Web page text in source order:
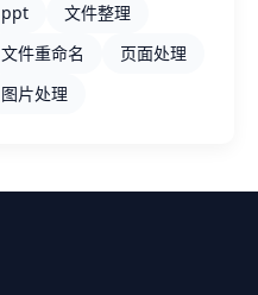
ppt
文件整理
文件重命名
页面处理
图片处理